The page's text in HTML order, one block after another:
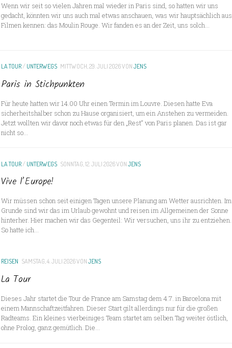
Wenn wir seit so vielen Jahren mal wieder in Paris sind, so hatten wir uns
gedacht, könnten wir uns auch mal etwas anschauen, was wir hauptsächlich aus
Filmen kennen: das Moulin Rouge. Wir fanden es an der Zeit, uns solch...
LA TOUR/UNTERWEGS MITTWOCH, 29. JULI 2026VONJENS
Paris in Stichpunkten
Für heute hatten wir 14.00 Uhr einen Termin im Louvre. Diesen hatte Eva
sicherheitshalber schon zu Hause organisiert, um ein Anstehen zu vermeiden.
Jetzt wollten wir davor noch etwas für den „Rest“ von Paris planen. Das ist gar
nicht so...
LA TOUR/UNTERWEGS SONNTAG, 12. JULI 2026VONJENS
Vive l’Europe!
Wir müssen schon seit einigen Tagen unsere Planung am Wetter ausrichten. Im
Grunde sind wir das im Urlaub gewohnt und reisen im Allgemeinen der Sonne
hinterher. Hier machen wir das Gegenteil: Wir versuchen, uns ihr zu entziehen.
So hatte ich...
REISEN SAMSTAG, 4. JULI 2026VONJENS
La Tour
Dieses Jahr startet die Tour de France am Samstag dem 4.7. in Barcelona mit
einem Mannschaftzeitfahren. Dieser Start gilt allerdings nur für die großen
Radteams. Ein kleines vierbeiniges Team startet am selben Tag weiter östlich,
ohne Prolog, ganz gemütlich. Die...